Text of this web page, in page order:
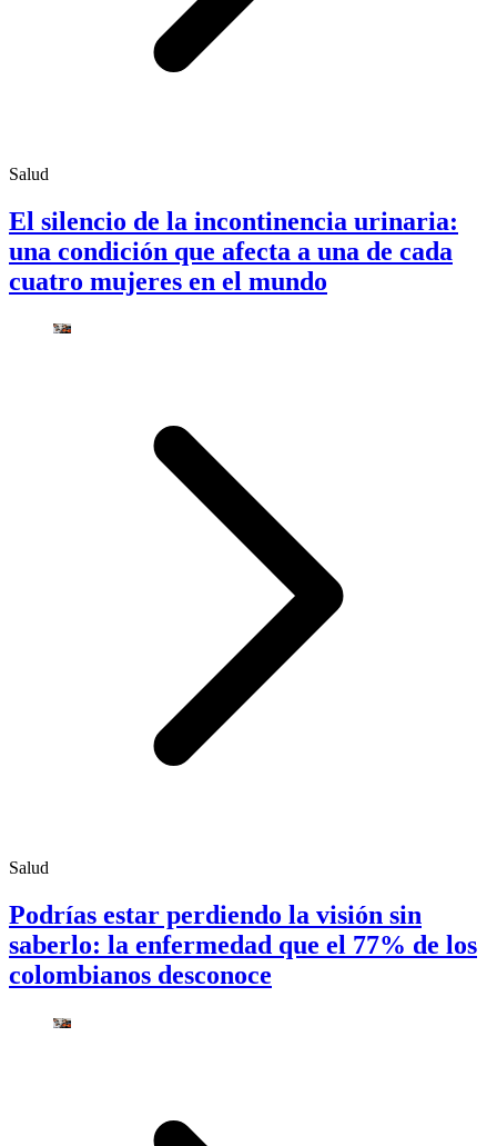
Salud
El silencio de la incontinencia urinaria:
una condición que afecta a una de cada
cuatro mujeres en el mundo
Salud
Podrías estar perdiendo la visión sin
saberlo: la enfermedad que el 77% de los
colombianos desconoce